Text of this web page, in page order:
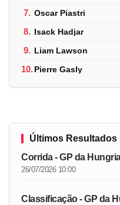
7. Oscar Piastri
8. Isack Hadjar
9. Liam Lawson
10.Pierre Gasly
Últimos Resultados
Corrida - GP da
26/07/2026 10:00
Classificação - GP da